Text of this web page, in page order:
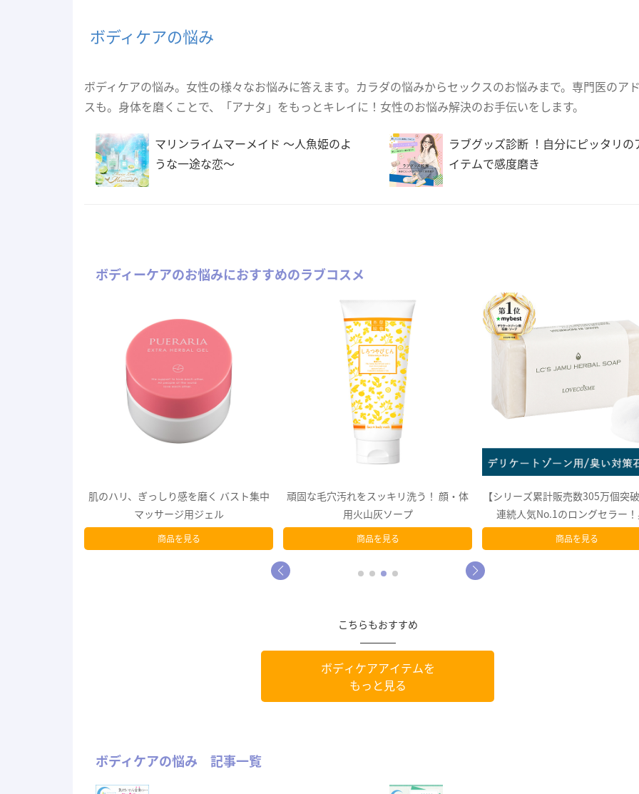
ボディケアの悩み
ボディケアの悩み。女性の様々なお悩みに答えます。カラダの悩みからセックスのお悩みまで。専門医のア
スも。身体を磨くことで、「アナタ」をもっとキレイに！女性のお悩み解決のお手伝いをします。
マリンライムマーメイド 〜人魚姫のよ
うな一途な恋〜
ラブグッズ診断 ！自分にピッタリの
イテムで感度磨き
ボディーケアのお悩みにおすすめのラブコスメ
頑固な毛穴汚れをスッキリ洗う！ 顔・体
用火山灰ソープ
商品を見る
【シリーズ累計販売数305万個突破】14年
連続人気No.1のロングセラー！臭…
商品を見る
触れた瞬間、彼が離れられない
バスト＆抱き心地＆うるおい
商品を見る
こちらもおすすめ
ボディケアアイテムを
もっと見る
ボディケアの悩み 記事一覧